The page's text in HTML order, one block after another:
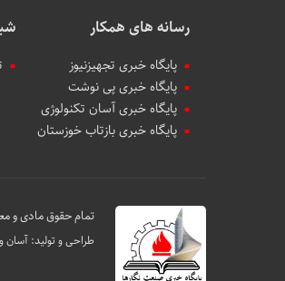
رسانه های همکار
پایگاه خبری تجهیزنیوز
پایگاه خبری پی نوشت
پایگاه خبری آسان تکنولوژی
پایگاه خبری بازتاب خوزستان
تمام حقوق مادی و
طراحی و تولید:آسان